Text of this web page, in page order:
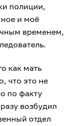
полиции,
и моё
временем,
как мать
что это не
по факту
возбудил
отдел